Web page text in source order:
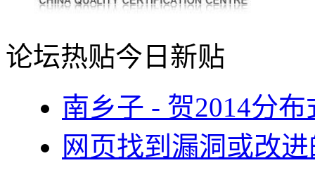
论坛热贴今日新贴
南乡子 - 贺2014分
网页找到漏洞或改